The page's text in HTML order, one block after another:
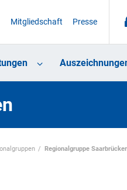
Mitgliedschaft Presse
Regionalgruppe